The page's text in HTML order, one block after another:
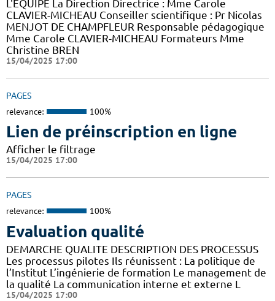
L'EQUIPE La Direction Directrice : Mme Carole
CLAVIER-MICHEAU Conseiller scientifique : Pr Nicolas
MENJOT DE CHAMPFLEUR Responsable pédagogique
Mme Carole CLAVIER-MICHEAU Formateurs Mme
Christine BREN
15/04/2025 17:00
PAGES
relevance: 100%
Lien de préinscription en ligne
Afficher le filtrage
15/04/2025 17:00
PAGES
relevance: 100%
Evaluation qualité
DEMARCHE QUALITE DESCRIPTION DES PROCESSUS
Les processus pilotes Ils réunissent : La politique de
l’Institut L’ingénierie de formation Le management de
la qualité La communication interne et externe L
15/04/2025 17:00